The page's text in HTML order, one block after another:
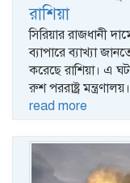
রাশিয়া
সিরিয়ার রাজধানী
ব্যাপারে ব্যাখ্যা
করেছে রাশিয়া। এ
রুশ পররাষ্ট্র
read more